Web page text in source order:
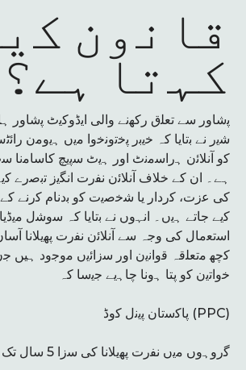
ﻗﺎﻧون
ﮐﮩﺗﺎ ﮨﮯ؟
ﭘﺷﺎور ﺳﮯ ﺗﻌﻠق رﮐﮭﻧﮯ واﻟﯽ اﯾڈوﮐﯾٹ ﭘﺷﺎور
ﺷﯾر ﻧﮯ ﺑﺗﺎﯾﺎ کہ ﺧﯾﺑر ﭘﺧﺗوﻧﺧوا ﻣﯾں ﮨﯾوﻣن
ﮐو آﻧﻼﺋن ﮨراﺳﻣﻧٹ اور ﮨﯾٹ ﺳﭘﯾﭻ ﮐﺎﺳﺎﻣﻧﺎ
ﮨﮯ۔ ان ﮐﮯ ﺧﻼف آﻧﻼﺋن ﻧﻔرت اﻧﮕﯾز ﺗﺑﺻرے
ﮐﯽ ﻋزت، ﮐردار ﯾﺎ ﺷﺧﺻﯾت ﮐو ﺑدﻧﺎم ﮐرﻧﮯ ﮐﮯ
ﮐﯾﮯ ﺟﺎﺗﮯ ﮨﯾں۔ اﻧﮩوں ﻧﮯ ﺑﺗﺎﯾﺎ کہ ﺳوﺷل ﻣﯾڈﯾﺎ
اﺳﺗﻌﻣﺎل ﮐﯽ وﺟہ ﺳﮯ آﻧﻼﺋن ﻧﻔرت ﭘﮭﯾﻼﻧﺎ
ﮐﭼﮭ ﻣﺗﻌﻠقہ ﻗواﻧﯾن اور ﺳزاﺋﯾں ﻣوﺟود ہیں
ﺧواﺗﯾن ﮐو پتا ﮨوﻧﺎ ﭼﺎﮨﯾﮯ ﺟﯾﺳﺎ کہ
ﭘﺎﮐﺳﺗﺎن ﭘﯾﻧل ﮐوڈ (PPC)
دفعہ :A-153 ﮔروﮨوں ﻣﯾں ﻧﻔرت ﭘﮭﯾﻼﻧﺎ ﮐﯽ ﺳزا 5 ﺳﺎل ﺗﮏ ﻗﯾد